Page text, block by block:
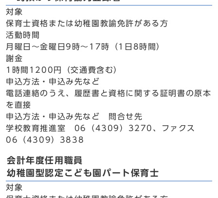
対象
保育士資格または幼稚園教諭免許がある方
活動時間
月曜日～金曜日9時～17時（1日8時間）
謝金
1時間1200円（交通費含む）
申込方法・申込み先など
電話連絡のうえ、履歴書と資格に関する証明書の原本
を直接
申込方法・申込み先など 問合せ先
学校教育推進室 06（4309）3270、ファクス
06（4309）3838
会計年度任用職員
幼稚園型認定こども園パート保育士
対象